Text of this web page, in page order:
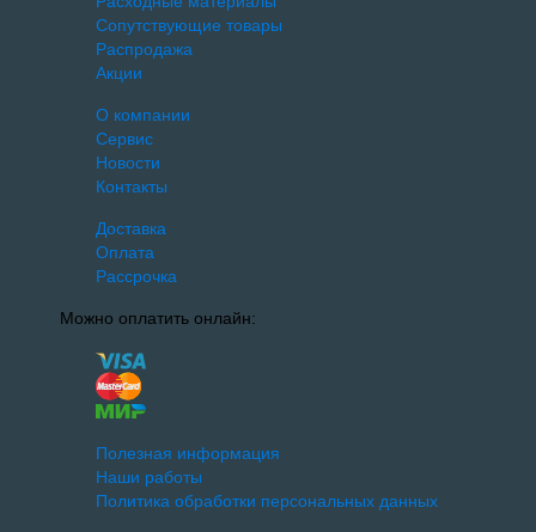
Сопутствующие товары
Распродажа
Акции
О компании
Сервис
Новости
Контакты
Доставка
Оплата
Рассрочка
Можно оплатить онлайн:
Полезная информация
Наши работы
Политика обработки персональных данных